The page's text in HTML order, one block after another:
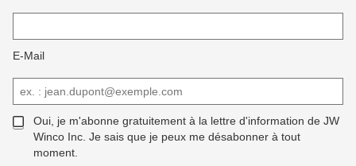
E-Mail
Oui, je m'abonne gratuitement à la lettre d'information de JW
Winco Inc. Je sais que je peux me désabonner à tout
moment.